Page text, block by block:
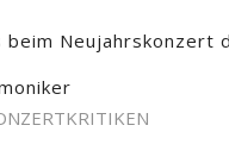
beim Neujahrskonzert